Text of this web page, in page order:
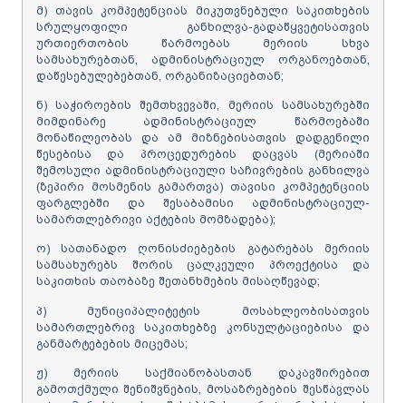
მ) თავის კომპეტენციას მიკუთვნებული საკითხების
სრულყოფილი განხილვა-გადაწყვეტისათვის
ურთიერთობის წარმოებას მერიის სხვა
სამსახურებთან, ადმინისტრაციულ ორგანოებთან,
დაწესებულებებთან, ორგანიზაციებთან;
ნ) საჭიროების შემთხვევაში, მერიის სამსახურებში
მიმდინარე ადმინისტრაციულ წარმოებაში
მონაწილეობას და ამ მიზნებისათვის დადგენილი
წესებისა და პროცედურების დაცვას (მერიაში
შემოსული ადმინისტრაციული საჩივრების განხილვა
(ზეპირი მოსმენის გამართვა) თავისი კომპეტენციის
ფარგლებში და შესაბამისი ადმინისტრაციულ-
სამართლებრივი აქტების მომზადება);
ო) სათანადო ღონისძიებების გატარებას მერიის
სამსახურებს შორის ცალკეული პროექტისა და
საკითხის თაობაზე შეთანხმების მისაღწევად;
პ) მუნიციპალიტეტის მოსახლეობისათვის
სამართლებრივ საკითხებზე კონსულტაციებისა და
განმარტებების მიცემას;
ჟ) მერიის საქმიანობასთან დაკავშირებით
გამოთქმული შენიშვნების, მოსაზრებების შესწავლას